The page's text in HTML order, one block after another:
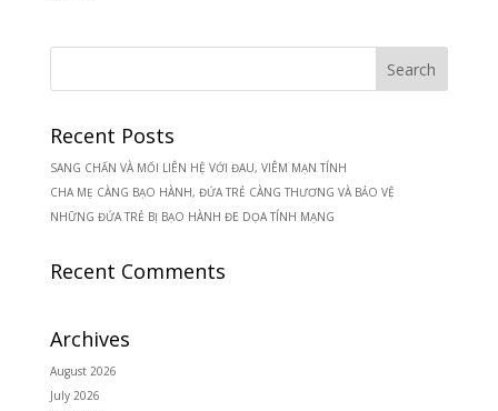
Recent Posts
SANG CHẤN VÀ MỐI LIÊN HỆ VỚI ĐAU, VIÊM MẠN TÍNH
CHA MẸ CÀNG BẠO HÀNH, ĐỨA TRẺ CÀNG THƯƠNG VÀ BẢO VỆ
NHỮNG ĐỨA TRẺ BỊ BẠO HÀNH ĐE DỌA TÍNH MẠNG
Recent Comments
Archives
August 2026
July 2026